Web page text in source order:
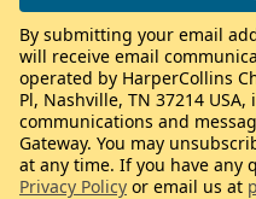
By submitting your email
will receive email
operated by HarperCollins
Pl, Nashville, TN 37214
communications and
Gateway. You may
at any time. If you have any
Privacy Policy or email us at